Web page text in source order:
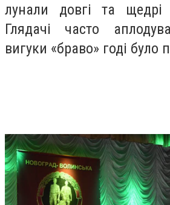
лунали довгі та щедрі
Глядачі часто
вигуки «браво» годі було